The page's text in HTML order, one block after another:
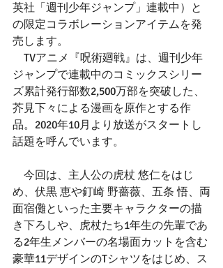
英社「週刊少年ジャンプ」連載中）と
の限定コラボレーションアイテムを発
売します。
TVアニメ『呪術廻戦』は、週刊少年
ジャンプで連載中のコミックスシリー
ズ累計発行部数2,500万部を突破した、
芥見下々による漫画を原作とする作
品。2020年10月より放送がスタートし
話題を呼んでいます。
今回は、主人公の虎杖 悠仁をはじ
め、伏黒 恵や釘崎 野薔薇、五条 悟、両
面宿儺といった主要キャラクターの描
き下ろしや、虎杖たち1年生の先輩であ
る2年生メンバーの名場面カットを含む
豪華11デザインのTシャツをはじめ、ス